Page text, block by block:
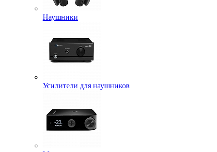
Наушники
Усилители для наушников